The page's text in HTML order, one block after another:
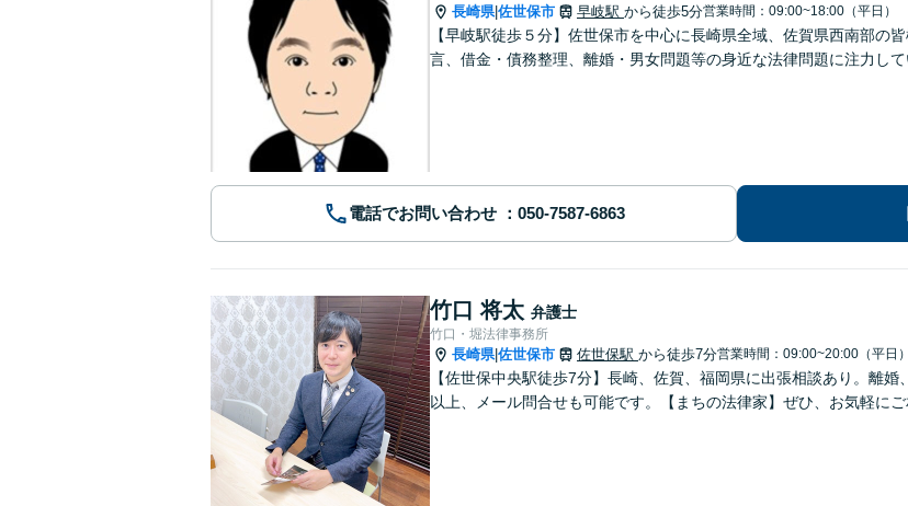
長崎県|佐世保市 早岐駅 から徒歩5分営業時間：09:00~18:00（平日）
【早岐駅徒歩５分】佐世保市を中心に長崎県全域、佐賀県西南部の
言、借金・債務整理、離婚・男女問題等の身近な法律問題に注力し
電話でお問い合わせ
竹口 将太 弁護士
竹口・堀法律事務所
長崎県|佐世保市 佐世保駅 から徒歩7分営業時間：09:00~20:00（平日）
【佐世保中央駅徒歩7分】長崎、佐賀、福岡県に出張相談あり。離
以上、メール問合せも可能です。【まちの法律家】ぜひ、お気軽にご